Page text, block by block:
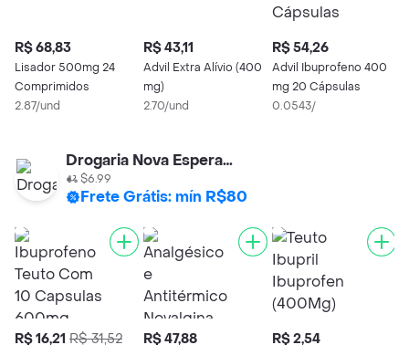
R$ 68,83
Lisador 500mg 24
Comprimidos
2.87/und
R$ 43,11
Advil Extra Alívio (400
mg)
2.70/und
R$ 54,26
Advil Ibuprofeno 400
mg 20 Cápsulas
0.0543/
Drogaria Nova Esperança
$6.99
Frete Grátis: mín R$80
R$ 16,21 R$ 31,52 R$ 47,88 R$ 2,54